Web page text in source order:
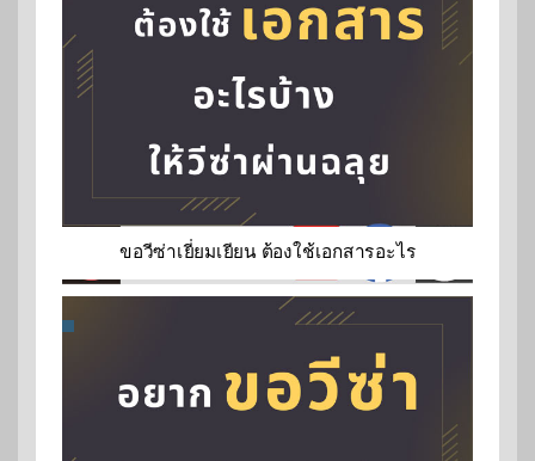
ขอวีซ่าเยี่ยมเยียน ต้องใช้เอกสารอะไร